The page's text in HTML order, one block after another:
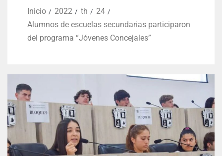
Inicio 2022 th
24
Alumnos de escuelas secundarias participaron
del programa “Jóvenes Concejales”